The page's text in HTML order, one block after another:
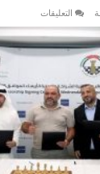
التعليقات